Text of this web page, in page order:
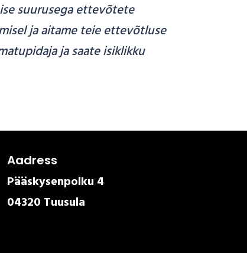
suurusega ettevõtete
ja aitame teie ettevõtluse
ja saate isiklikku
Aadress
Pääskysenpolku 4
04320 Tuusula